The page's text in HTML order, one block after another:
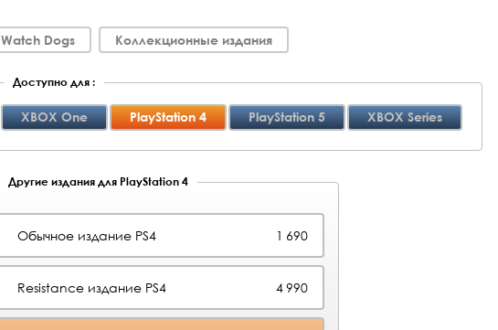
Watch Dogs Коллекционные издания
Доступно для :
XBOX One PlayStation 4 PlayStation 5 XBOX Series
Другие издания для PlayStation 4
Обычное издание PS4 1 690
Resistance издание PS4 4 990